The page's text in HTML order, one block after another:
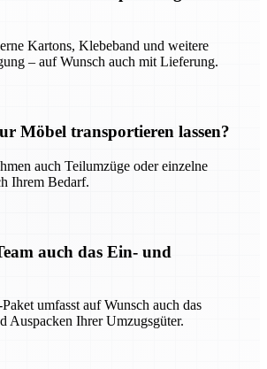
Kartons, Klebeband und weitere
– auf Wunsch auch mit Lieferung.
Möbel transportieren lassen?
auch Teilumzüge oder einzelne
Ihrem Bedarf.
auch das Ein- und
umfasst auf Wunsch auch das
Auspacken Ihrer Umzugsgüter.